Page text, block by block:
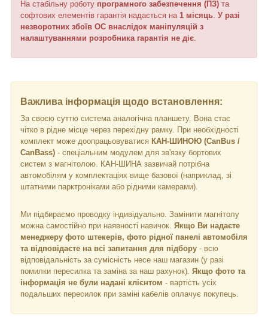
На стабільну роботу програмного забезпечення (ПЗ) та
софтових елементів гарантія надається на 1 місяць. У разі
незворотних збоїв ОС внаслідок маніпуляцій з
налаштуваннями розробника гарантія не діє.
Важлива інформація щодо встановлення:
За своєю суттю система аналогічна планшету. Вона стає
чітко в рідне місце через перехідну рамку. При необхідності
комплект може доопрацьовуватися КАН-ШИНОЮ (CanBus /
CanBass) - спеціальним модулем для зв'язку бортових
систем з магнітолою. КАН-ШИНА зазвичай потрібна
автомобілям у комплектаціях вище базової (наприклад, зі
штатними парктроніками або рідними камерами).
Ми підбираємо проводку індивідуально. Замінити магнітолу
можна самостійно при наявності навичок. Якщо Ви надаєте
менеджеру фото штекерів, фото рідної панелі автомобіля
та відповідаєте на всі запитання для підбору - всю
відповідальність за сумісність несе наш магазин (у разі
помилки пересилка та заміна за наш рахунок). Якщо фото та
інформація не були надані клієнтом - вартість усіх
подальших пересилок при заміні кабелів оплачує покупець.